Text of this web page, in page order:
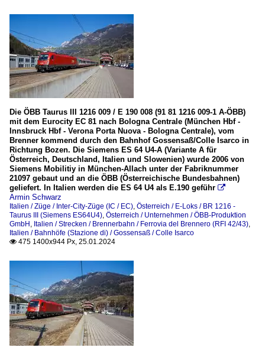
Die ÖBB Taurus III 1216 009 / E 190 008 (91 81 1216 009-1 A-ÖBB)
mit dem Eurocity EC 81 nach Bologna Centrale (München Hbf -
Innsbruck Hbf - Verona Porta Nuova - Bologna Centrale), vom
Brenner kommend durch den Bahnhof Gossensaß/Colle Isarco in
Richtung Bozen. Die Siemens ES 64 U4-A (Variante A für
Österreich, Deutschland, Italien und Slowenien) wurde 2006 von
Siemens Mobilitiy in München-Allach unter der Fabriknummer
21097 gebaut und an die ÖBB (Österreichische Bundesbahnen)
geliefert. In Italien werden die ES 64 U4 als E.190 geführ 
Armin Schwarz
Italien / Züge / Inter-City-Züge (IC / EC), Österreich / E-Loks / BR 1216 -
Taurus III (Siemens ES64U4), Österreich / Unternehmen / ÖBB-Produktion
GmbH , Italien / Strecken / Brennerbahn / Ferrovia del Brennero (RFI 42/43),
Italien / Bahnhöfe (Stazione di) / Gossensaß / Colle Isarco
 475 1400x944 Px, 25.01.2024